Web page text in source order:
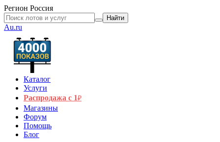
Регион Россия
Найти
Au.ru
Каталог
Услуги
Распродажа с 1₽
Магазины
Форум
Помощь
Блог